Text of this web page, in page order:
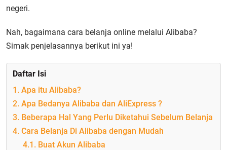
negeri.
Nah, bagaimana cara belanja online melalui Alibaba?
Simak penjelasannya berikut ini ya!
Daftar Isi
1. Apa itu Alibaba?
2. Apa Bedanya Alibaba dan AliExpress ?
3. Beberapa Hal Yang Perlu Diketahui Sebelum Belanja
4. Cara Belanja Di Alibaba dengan Mudah
4.1. Buat Akun Alibaba